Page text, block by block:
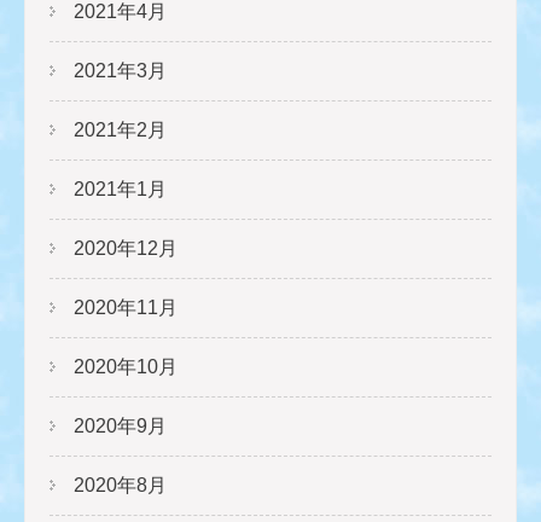
2021年4月
2021年3月
2021年2月
2021年1月
2020年12月
2020年11月
2020年10月
2020年9月
2020年8月